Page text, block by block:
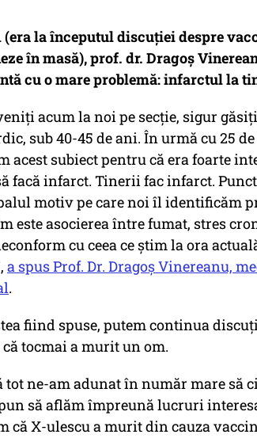
(era la începutul discuției despre
în masă), prof. dr. Dragoș
cu o mare problemă: infarctul la
acum la noi pe secție, sigur
sub 40-45 de ani. În urmă cu 25
acest subiect pentru că era foarte
facă infarct. Tinerii fac infarct.
motiv pe care noi îl identificăm
este asocierea între fumat, stres
cu ceea ce știm la ora
a spus Prof. Dr. Dragoș Vinereanu,
.
fiind spuse, putem continua
tocmai a murit un om.
tot ne-am adunat în număr mare să
să aflăm împreună lucruri
că X-ulescu a murit din cauza